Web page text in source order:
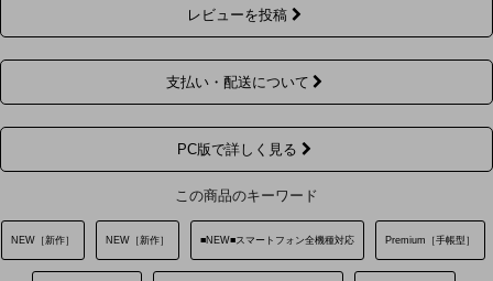
レビューを投稿
支払い・配送について
PC版で詳しく見る
この商品のキーワード
NEW［新作］ NEW［新作］ ■NEW■スマートフォン全機種対応 Premium［手帳型］